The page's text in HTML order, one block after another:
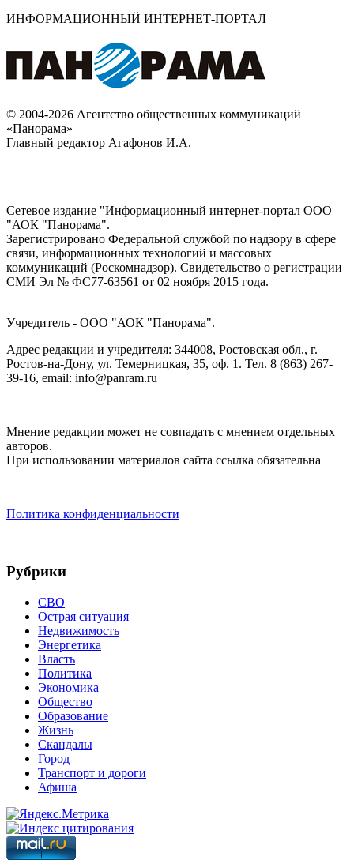
ИНФОРМАЦИОННЫЙ ИНТЕРНЕТ-ПОРТАЛ
© 2004-2026 Агентство общественных коммуникаций
«Панорама»
Главный редактор Агафонов И.А.
Сетевое издание "Информационный интернет-портал ООО
"АОК "Панорама".
Зарегистрировано Федеральной службой по надзору в сфере
связи, информационных технологий и массовых
коммуникаций (Роскомнадзор). Cвидетельство о регистрации
СМИ Эл № ФС77-63561 от 02 ноября 2015 года.
Учредитель - ООО "АОК "Панорама".
Адрес редакции и учредителя: 344008, Ростовская обл., г.
Ростов-на-Дону, ул. Темерницкая, 35, оф. 1. Тел. 8 (863) 267-
39-16, email: info@panram.ru
Мнение редакции может не совпадать с мнением отдельных
авторов.
При использовании материалов сайта ссылка обязательна
Политика конфиденциальности
Рубрики
СВО
Острая ситуация
Недвижимость
Энергетика
Власть
Политика
Экономика
Общество
Образование
Жизнь
Скандалы
Город
Транспорт и дороги
Афиша